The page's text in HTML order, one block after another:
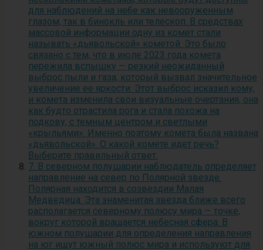
для наблюдений на небе как невооруженным
глазом, так в бинокль или телескоп. В средствах
массовой информации одну из комет стали
называть «дьявольской» кометой. Это было
связано с тем, что в июле 2023 года комета
пережила вспышку — резкий неожиданный
выброс пыли и газа, который вызвал значительное
увеличение ее яркости. Этот выброс исказил кому,
и комета изменила свои визуальные очертания, она
как будто отрастила рога и стала похожа на
подкову, с темным центром и светлыми
«крыльями». Именно поэтому комета была названа
«дьявольской». О какой комете идет речь?
Выберите правильный ответ.
7. В северном полушарии наблюдатель определяет
направление на север по Полярной звезде.
Полярная находится в созвездии Малая
Медведица. Эта знаменитая звезда ближе всего
располагается северному полюсу мира — точке,
вокруг которой вращается небесная сфера. В
южном полушарии для определения направления
на юг ищут южный полюс мира и используют для